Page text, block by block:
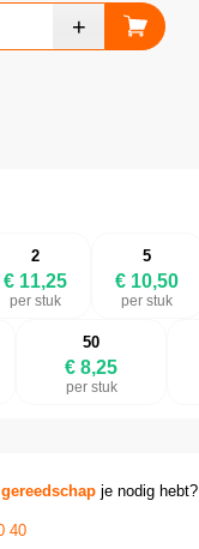
2
€ 11,25
per stuk
5
€ 10,50
per stuk
50
€ 8,25
per stuk
je nodig hebt?
40